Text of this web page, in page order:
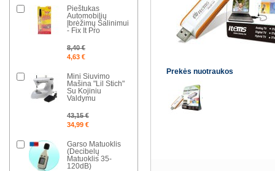
Prekės nuotraukos
Pieštukas
Automobilių
Įbrėžimų Šalinimui
- Fix It Pro
8,40 €
4,63 €
Mini Siuvimo
Mašina "Lil Stich"
Su Kojiniu
Valdymu
43,15 €
34,99 €
Garso Matuoklis
(Decibelų
Matuoklis 35-
120dB)